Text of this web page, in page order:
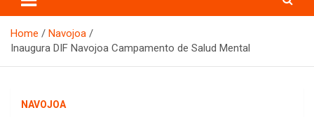
Home
Navojoa
Inaugura DIF Navojoa Campamento de Salud Mental
NAVOJOA